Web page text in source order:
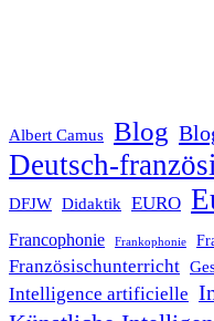
Albert Camus Blog
Deutsch-
DFJW Didaktik EURO
Francophonie Frankophonie
Französischunterricht
Intelligence artificielle